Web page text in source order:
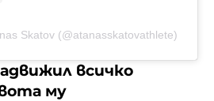
Skatov (@atanasskatovathlete)
всичко
му